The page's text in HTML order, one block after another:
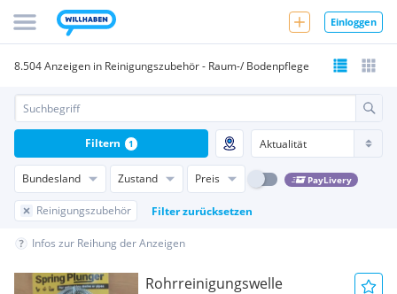
Einloggen
8.504 Anzeigen in Reinigungszubehör - Raum-/ Bodenpflege
Bundesland Zustand Preis PayLivery
Reinigungszubehör Filter zurücksetzen
Filtern 1
Infos zur Reihung der Anzeigen
Rohrreinigungswelle